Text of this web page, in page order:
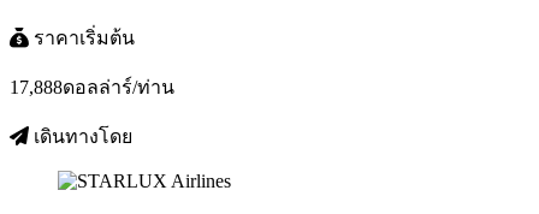
ราคาเริ่มต้น
17,888ดอลล่าร์/ท่าน
เดินทางโดย